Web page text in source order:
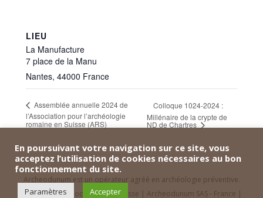
LIEU
La Manufacture
7 place de la Manu
Nantes, 44000 France
Assemblée annuelle 2024 de
l’Association pour l’archéologie
romaine en Suisse (ARS)
Colloque 1024-2024 :
Millénaire de la crypte de
ND de Chartres
Archeodunum est un opérateur agréé en archéologie préventive.
Contact|Archeodunum SA - Suisse | Archeodunum SAS - France |
En poursuivant votre navigation sur ce site, vous
acceptez l’utilisation de cookies nécessaires au bon
fonctionnement du site.
Paramètres Accepter